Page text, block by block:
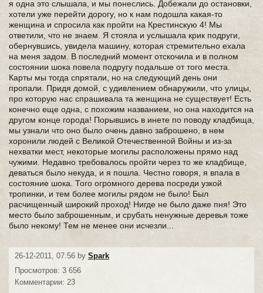
я одна это слышала, и мы понеслись. Добежали до остановки,
хотели уже перейти дорогу, но к нам подошла какая-то
женщина и спросила как пройти на Крестинскую 4! Мы
ответили, что не знаем. Я стояла и услышала крик подруги,
обернувшись, увидела машину, которая стремительно ехала
на меня задом. В последний момент отскочила и в полном
состоянии шока повела подругу подальше от того места.
Карты мы тогда спрятали, но на следующий день они
пропали. Придя домой, с удивлением обнаружили, что улицы,
про которую нас спрашивала та женщина не существует! Есть
конечно еще одна, с похожим названием, но она находится на
другом конце города! Порывшись в инете по поводу кладбища,
мы узнали что оно было очень давно заброшено, в нем
хоронили людей с Великой Отечественной Войны и из-за
нехватки мест, некоторые могилы расположены прямо над
чужими. Недавно требовалось пройти через то же кладбище,
деваться было некуда, и я пошла. Честно говоря, я впала в
состояние шока. Того огромного дерева посреди узкой
тропинки, и тем более могилы рядом не было! Был
расчищенный широкий проход! Нигде не было даже пня! Это
место было заброшенным, и срубать ненужные деревья тоже
было некому! Тем не менее они исчезли...
26-12-2011, 07:56 by Spark
Просмотров: 3 656
Комментарии: 23